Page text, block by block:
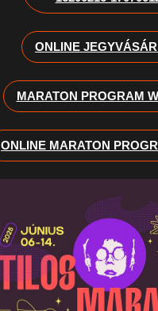
ONLINE
MARATON PROGRAM
ONLINE MARATON